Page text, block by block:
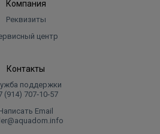
Компания
Реквизиты
центр
Контакты
поддержки
(914) 707‑10‑57
Email